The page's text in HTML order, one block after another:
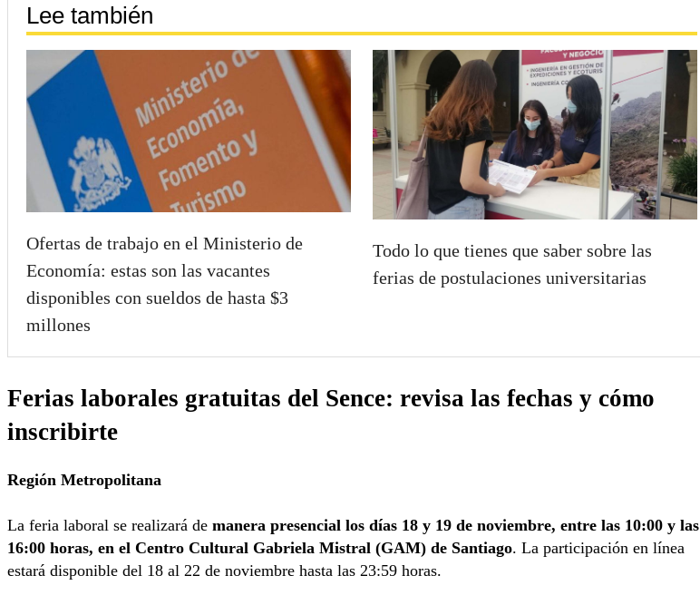
Lee también
Ofertas de trabajo en el Ministerio de
Economía: estas son las vacantes
disponibles con sueldos de hasta $3
millones
Todo lo que tienes que saber sobre las
ferias de postulaciones universitarias
Ferias laborales gratuitas del Sence: revisa las fechas y cómo
inscribirte
Región Metropolitana
La feria laboral se realizará de manera presencial los días 18 y 19 de noviembre, entre las 10:00 y las
16:00 horas, en el Centro Cultural Gabriela Mistral (GAM) de Santiago. La participación en línea
estará disponible del 18 al 22 de noviembre hasta las 23:59 horas.